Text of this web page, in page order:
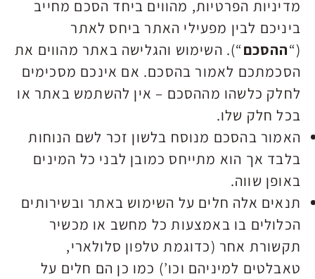
מדיניות הפרטיות, מהווים ביחד הסכם מחייב
ביניכם לבין מפעילי האתר ביחס לאתר
(“ההסכם“). השימוש והגלישה באתר מהווים את
הסכמתכם לאמור בהסכם. אם אינכם מסכימים
לחלק כלשהו מההסכם – אין להשתמש באתר או
בכל חלק שלו.
האמור בהסכם מנוסח בלשון זכר לשם הנוחות
בלבד אך הוא מתייחס כמובן לבני כל המינים
באופן שווה.
תנאים אלה חלים על השימוש באתר ובשירותים
הכלולים בו באמצעות כל מחשב או מכשיר
תקשורת אחר (כדוגמת טלפון סלולארי,
טאבלטים למיניהם וכו’) כמו כן הם חלים על